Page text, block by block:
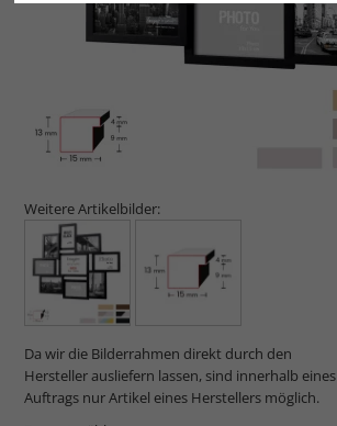
Weitere Artikelbilder:
Da wir die Bilderrahmen direkt durch den
Hersteller ausliefern lassen, sind innerhalb eines
Auftrags nur Artikel eines Herstellers möglich.